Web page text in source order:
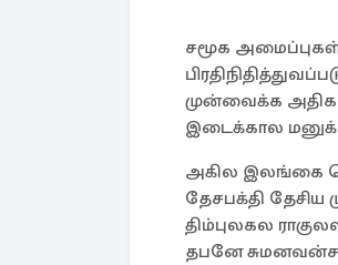
சமூக
முன்வைக்க
இடைக்கால
அகில இலங்கை
தேசபக்தி
திம்புலகல
தபனே சுமனவன்ச